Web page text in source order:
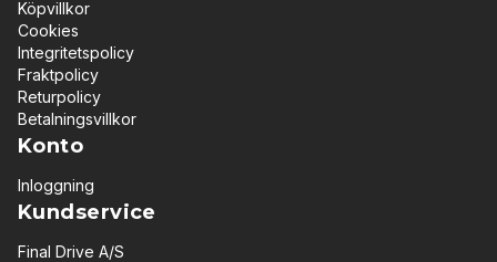
Köpvillkor
Cookies
Integritetspolicy
Fraktpolicy
Returpolicy
Betalningsvillkor
Konto
Inloggning
Kundservice
Final Drive A/S